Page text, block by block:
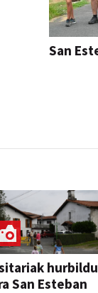
San
hurbildu
San Esteban